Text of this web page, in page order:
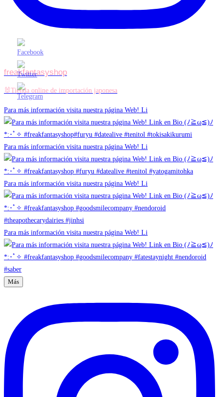
freakfantasyshop
🐰Tienda online de importación japonesa
Para más información visita nuestra página Web! Li
Para más información visita nuestra página Web! Li
Para más información visita nuestra página Web! Li
Para más información visita nuestra página Web! Li
Más